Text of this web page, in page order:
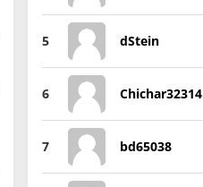
5 dStein
6 Chichar32314
7 bd65038